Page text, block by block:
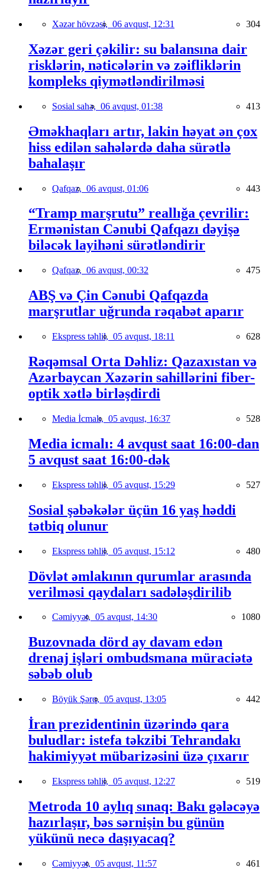
Xəzər hövzəsi, 06 avqust, 12:31 304
Xəzər geri çəkilir: su balansına dair
risklərin, nəticələrin və zəifliklərin
kompleks qiymətləndirilməsi
Sosial sahə, 06 avqust, 01:38 413
Əməkhaqları artır, lakin həyat ən çox
hiss edilən sahələrdə daha sürətlə
bahalaşır
Qafqaz, 06 avqust, 01:06 443
“Tramp marşrutu” reallığa çevrilir:
Ermənistan Cənubi Qafqazı dəyişə
biləcək layihəni sürətləndirir
Qafqaz, 06 avqust, 00:32 475
ABŞ və Çin Cənubi Qafqazda
marşrutlar uğrunda rəqabət aparır
Ekspress təhlil, 05 avqust, 18:11 628
Rəqəmsal Orta Dəhliz: Qazaxıstan və
Azərbaycan Xəzərin sahillərini fiber-
optik xətlə birləşdirdi
Media İcmalı, 05 avqust, 16:37 528
Media icmalı: 4 avqust saat 16:00-dan
5 avqust saat 16:00-dək
Ekspress təhlil, 05 avqust, 15:29 527
Sosial şəbəkələr üçün 16 yaş həddi
tətbiq olunur
Ekspress təhlil, 05 avqust, 15:12 480
Dövlət əmlakının qurumlar arasında
verilməsi qaydaları sadələşdirilib
Cəmiyyət, 05 avqust, 14:30 1080
Buzovnada dörd ay davam edən
drenaj işləri ombudsmana müraciətə
səbəb olub
Böyük Şərq, 05 avqust, 13:05 442
İran prezidentinin üzərində qara
buludlar: istefa təkzibi Tehrandakı
hakimiyyət mübarizəsini üzə çıxarır
Ekspress təhlil, 05 avqust, 12:27 519
Metroda 10 aylıq sınaq: Bakı gələcəyə
hazırlaşır, bəs sərnişin bu günün
yükünü necə daşıyacaq?
Cəmiyyət, 05 avqust, 11:57 461